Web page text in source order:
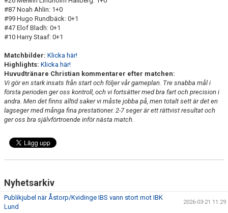
#87 Noah Ahlin: 1+0
#99 Hugo Rundbäck: 0+1
#47 Elof Bladh: 0+1
#10 Harry Staaf: 0+1
Matchbilder: Klicka här!
Highlights: Klicka här!
Huvudtränare Christian kommentarer efter matchen:
Vi gör en stark insats från start och följer vår gameplan. Tre snabba mål i
första perioden ger oss kontroll, och vi fortsätter med bra fart och precision i
andra. Men det finns alltid saker vi måste jobba på, men totalt sett är det en
lagseger med många fina prestationer. 2-7 seger är ett rättvist resultat och
ger oss bra självförtroende inför nästa match.
Nyhetsarkiv
Publikjubel när Åstorp/Kvidinge IBS vann stort mot IBK
Lund
2026-03-21 11:29